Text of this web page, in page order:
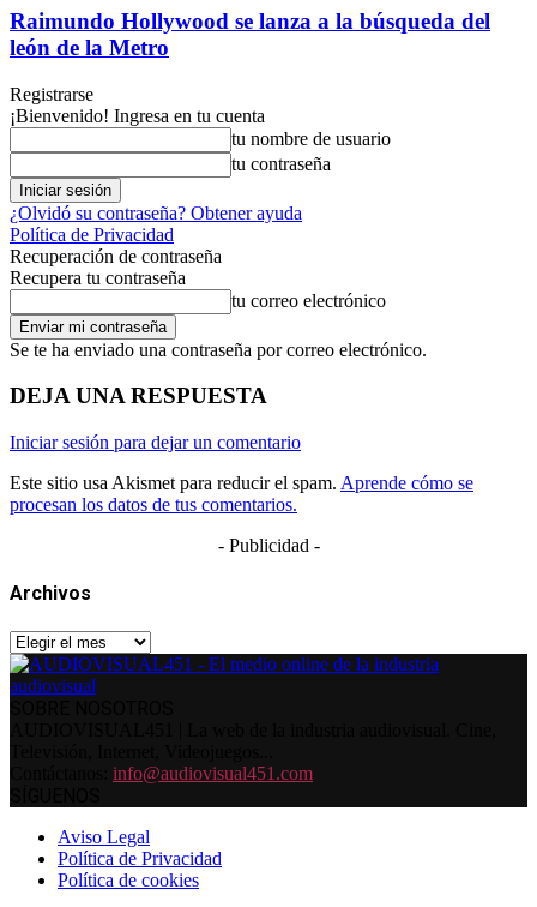
Raimundo Hollywood se lanza a la búsqueda del
león de la Metro
Registrarse
¡Bienvenido! Ingresa en tu cuenta
tu nombre de usuario
tu contraseña
¿Olvidó su contraseña? Obtener ayuda
Política de Privacidad
Recuperación de contraseña
Recupera tu contraseña
tu correo electrónico
Se te ha enviado una contraseña por correo electrónico.
DEJA UNA RESPUESTA
Iniciar sesión para dejar un comentario
Este sitio usa Akismet para reducir el spam. Aprende cómo se
procesan los datos de tus comentarios.
- Publicidad -
Archivos
Archivos
info@audiovisual451.com
Aviso Legal
Política de Privacidad
Política de cookies